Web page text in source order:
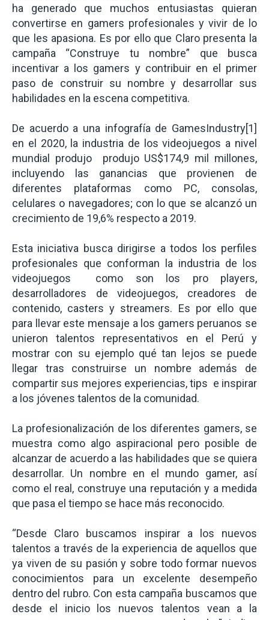
ha generado que muchos entusiastas quieran
convertirse en gamers profesionales y vivir de lo
que les apasiona. Es por ello que Claro presenta la
campaña “Construye tu nombre” que busca
incentivar a los gamers y contribuir en el primer
paso de construir su nombre y desarrollar sus
habilidades en la escena competitiva.
De acuerdo a una infografía de GamesIndustry[1]
en el 2020, la industria de los videojuegos a nivel
mundial produjo produjo US$174,9 mil millones,
incluyendo las ganancias que provienen de
diferentes plataformas como PC, consolas,
celulares o navegadores; con lo que se alcanzó un
crecimiento de 19,6% respecto a 2019.
Esta iniciativa busca dirigirse a todos los perfiles
profesionales que conforman la industria de los
videojuegos como son los pro players,
desarrolladores de videojuegos, creadores de
contenido, casters y streamers. Es por ello que
para llevar este mensaje a los gamers peruanos se
unieron talentos representativos en el Perú y
mostrar con su ejemplo qué tan lejos se puede
llegar tras construirse un nombre además de
compartir sus mejores experiencias, tips e inspirar
a los jóvenes talentos de la comunidad.
La profesionalización de los diferentes gamers, se
muestra como algo aspiracional pero posible de
alcanzar de acuerdo a las habilidades que se quiera
desarrollar. Un nombre en el mundo gamer, así
como el real, construye una reputación y a medida
que pasa el tiempo se hace más reconocido.
“Desde Claro buscamos inspirar a los nuevos
talentos a través de la experiencia de aquellos que
ya viven de su pasión y sobre todo formar nuevos
conocimientos para un excelente desempeño
dentro del rubro. Con esta campaña buscamos que
desde el inicio los nuevos talentos vean a la